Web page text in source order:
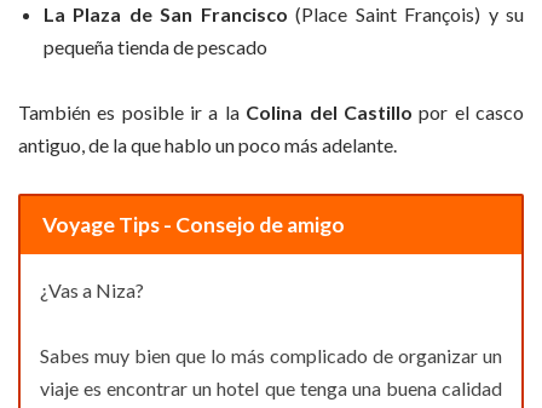
La Plaza de San Francisco(Place Saint François) y su
pequeña tienda de pescado
También es posible ir a la Colina del Castillo por el casco
antiguo, de la que hablo un poco más adelante.
Voyage Tips - Consejo de amigo
¿Vas a Niza?
Sabes muy bien que lo más complicado de organizar un
viaje es encontrar un hotel que tenga una buena calidad